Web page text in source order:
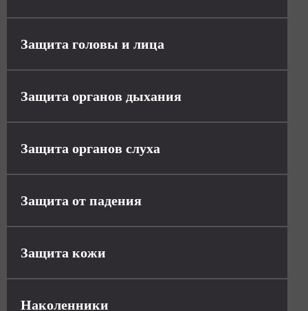
Защита головы и лица
Защита органов дыхания
Защита органов слуха
Защита от падения
Защита кожи
Наколенники